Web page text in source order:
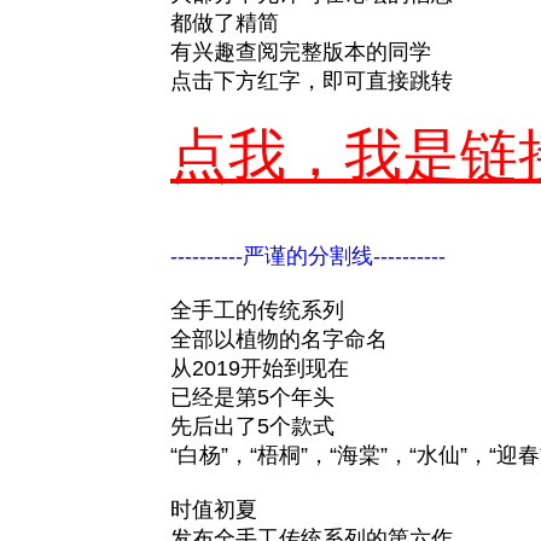
都做了精简
有兴趣查阅完整版本的同学
点击下方红字，即可直接跳转
点我，我是链
----------严谨的分割线----------
全手工的传统系列
全部以植物的名字命名
从2019开始到现在
已经是第5个年头
先后出了5个款式
“白杨”，“梧桐”，“海棠”，“水仙”，“迎春
时值初夏